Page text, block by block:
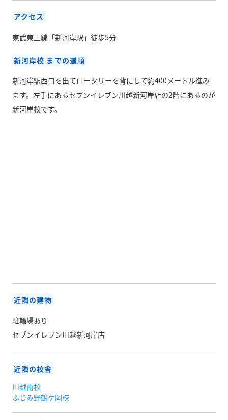
アクセス
東武東上線「新河岸駅」徒歩5分
新河岸校 までの道順
新河岸駅西口を出てロータリーを背にして約400メートル進み
ます。左手にあるセブンイレブン川越新河岸店の2階にあるのが
新河岸校です。
近隣の建物
駐輪場あり
セブンイレブン川越新河岸店
近隣の校舎
川越南校
ふじみ野鶴ケ岡校